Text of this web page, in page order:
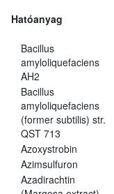
Hatóanyag
Bacillus
amyloliquefaciens
AH2
Bacillus
amyloliquefaciens
(former subtilis) str.
QST 713
Azoxystrobin
Azimsulfuron
Azadirachtin